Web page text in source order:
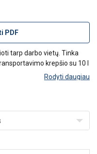
PDF
tarp darbo vietų. Tinka
krepšio su 10 l
Rodyti daugiau